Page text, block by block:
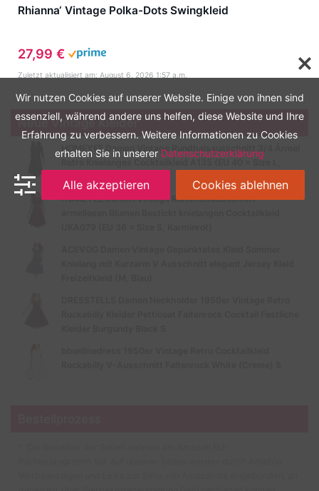
Rhianna‘ Vintage Polka-Dots Swingkleid
27,99 €
Zuletzt aktualisiert am: August 6, 2026 1:57 a.m.
Neue Vintage Kleider
HOMEYEE Damen Vintage Rundhalsausschnitt 3/4 Ärmel
Retro Knielanges Cocktailkleid A135 (EU 40 = Size L,
HOMEYEE Damen Vintage Rundhalsausschnitt
Wir nutzen Cookies auf unserer Website. Einige von ihnen sind
essenziell, während andere uns helfen, diese Website und Ihre
Erfahrung zu verbessern. Weitere Informationen zu Cookies
erhalten Sie in unserer Datenschutzerklärung
Alle akzeptieren Cookies ablehnen